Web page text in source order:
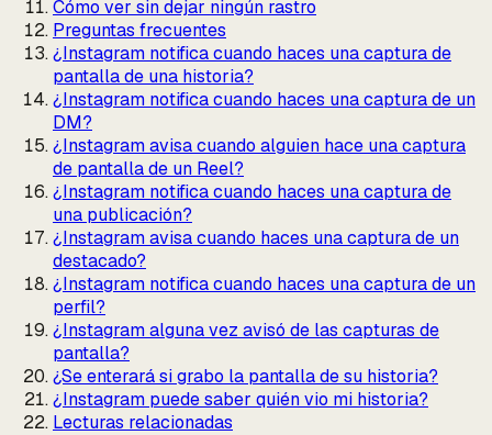
Cómo ver sin dejar ningún rastro
Preguntas frecuentes
¿Instagram notifica cuando haces una captura de
pantalla de una historia?
¿Instagram notifica cuando haces una captura de un
DM?
¿Instagram avisa cuando alguien hace una captura
de pantalla de un Reel?
¿Instagram notifica cuando haces una captura de
una publicación?
¿Instagram avisa cuando haces una captura de un
destacado?
¿Instagram notifica cuando haces una captura de un
perfil?
¿Instagram alguna vez avisó de las capturas de
pantalla?
¿Se enterará si grabo la pantalla de su historia?
¿Instagram puede saber quién vio mi historia?
Lecturas relacionadas